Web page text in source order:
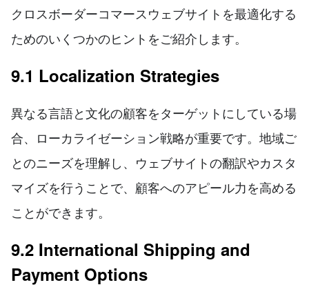
クロスボーダーコマースウェブサイトを最適化する
ためのいくつかのヒントをご紹介します。
9.1 Localization Strategies
異なる言語と文化の顧客をターゲットにしている場
合、ローカライゼーション戦略が重要です。地域ご
とのニーズを理解し、ウェブサイトの翻訳やカスタ
マイズを行うことで、顧客へのアピール力を高める
ことができます。
9.2 International Shipping and
Payment Options